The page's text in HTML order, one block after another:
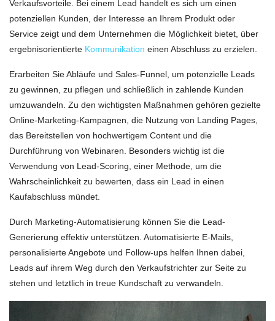
Verkaufsvorteile. Bei einem Lead handelt es sich um einen
potenziellen Kunden, der Interesse an Ihrem Produkt oder
Service zeigt und dem Unternehmen die Möglichkeit bietet, über
ergebnisorientierte Kommunikation einen Abschluss zu erzielen.
Erarbeiten Sie Abläufe und Sales-Funnel, um potenzielle Leads
zu gewinnen, zu pflegen und schließlich in zahlende Kunden
umzuwandeln. Zu den wichtigsten Maßnahmen gehören gezielte
Online-Marketing-Kampagnen, die Nutzung von Landing Pages,
das Bereitstellen von hochwertigem Content und die
Durchführung von Webinaren. Besonders wichtig ist die
Verwendung von Lead-Scoring, einer Methode, um die
Wahrscheinlichkeit zu bewerten, dass ein Lead in einen
Kaufabschluss mündet.
Durch Marketing-Automatisierung können Sie die Lead-
Generierung effektiv unterstützen. Automatisierte E-Mails,
personalisierte Angebote und Follow-ups helfen Ihnen dabei,
Leads auf ihrem Weg durch den Verkaufstrichter zur Seite zu
stehen und letztlich in treue Kundschaft zu verwandeln.